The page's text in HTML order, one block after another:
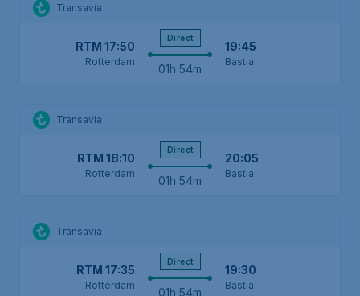
Transavia
RTM 17:50
Rotterdam
Direct
01h 54m
19:45
Bastia
Transavia
RTM 18:10
Rotterdam
Direct
01h 54m
20:05
Bastia
Transavia
RTM 17:35
Rotterdam
Direct
01h 54m
19:30
Bastia